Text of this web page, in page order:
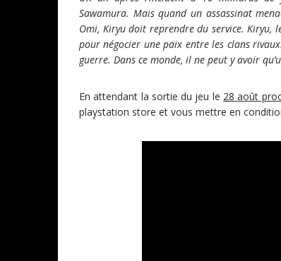
Sawamura. Mais quand un assassinat
Omi, Kiryu doit reprendre du service. Kiryu,
pour négocier une paix entre les clans
guerre. Dans ce monde, il ne peut y avoir
En attendant la sortie du jeu le 28 août
playstation store et vous mettre en